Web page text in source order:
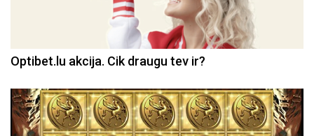
Optibet.lu akcija. Cik draugu tev ir?